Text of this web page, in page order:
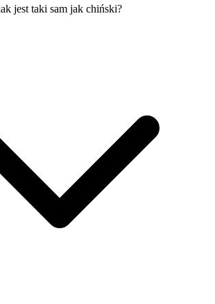
jest taki sam jak chiński?